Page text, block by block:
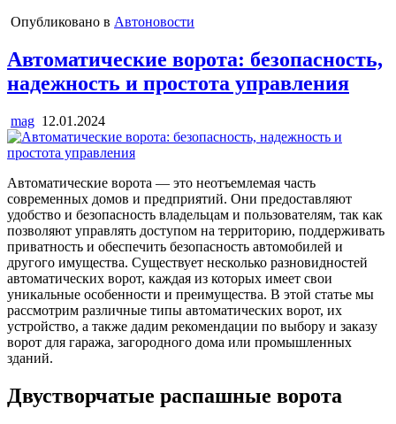
Опубликовано в Автоновости
Автоматические ворота: безопасность,
надежность и простота управления
mag 12.01.2024
Автоматические ворота — это неотъемлемая часть
современных домов и предприятий. Они предоставляют
удобство и безопасность владельцам и пользователям, так как
позволяют управлять доступом на территорию, поддерживать
приватность и обеспечить безопасность автомобилей и
другого имущества. Существует несколько разновидностей
автоматических ворот, каждая из которых имеет свои
уникальные особенности и преимущества. В этой статье мы
рассмотрим различные типы автоматических ворот, их
устройство, а также дадим рекомендации по выбору и заказу
ворот для гаража, загородного дома или промышленных
зданий.
Двустворчатые распашные ворота